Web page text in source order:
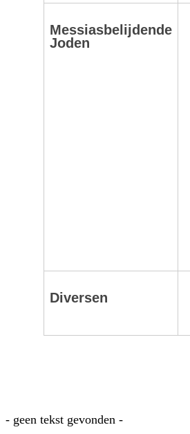
Messiasbelijdende
Joden
Diversen
- geen tekst gevonden -